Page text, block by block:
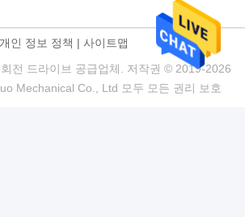
개인 정보 정책 | 사이트맵
전 드라이브 공급업체. 저작권 © 2019-2026
Mechanical Co., Ltd 모두 모든 권리 보호